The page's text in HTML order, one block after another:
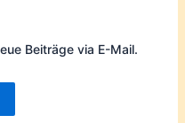
Beiträge via E-Mail.